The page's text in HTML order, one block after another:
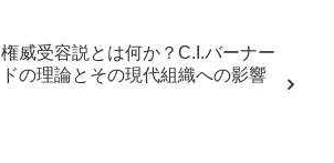
権威受容説とは何か？C.I.バーナー
ドの理論とその現代組織への影響